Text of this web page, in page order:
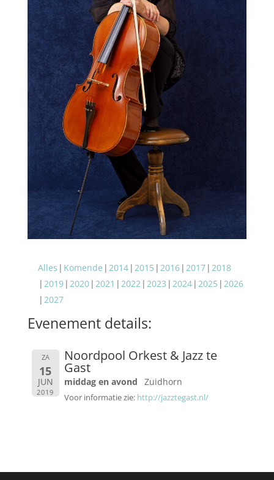
Alles Komende 2014 2015 2016 2017 2018
2019 2020 2021 2022 2023 2024 2025 2026
2027
Evenement details:
ZA
15
JUN
2019
Noordpool Orkest & Jazz te
Gast
middag en avond Zuidhorn
Voor informatie zie:http://jazztegast.nl/